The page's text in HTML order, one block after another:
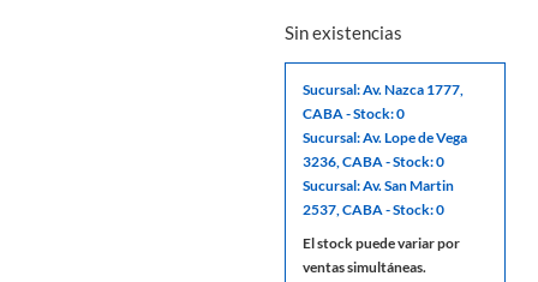
Sin existencias
Sucursal: Av. Nazca 1777,
CABA - Stock: 0
Sucursal: Av. Lope de Vega
3236, CABA - Stock: 0
Sucursal: Av. San Martin
2537, CABA - Stock: 0
El stock puede variar por
ventas simultáneas.